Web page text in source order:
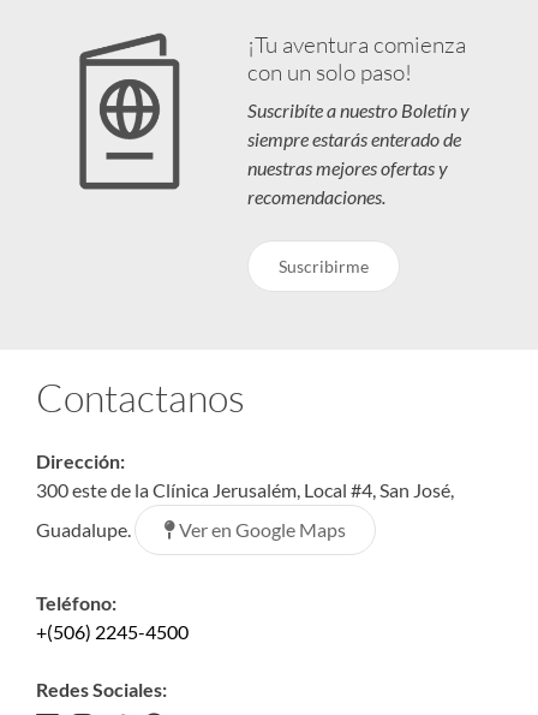
¡Tu aventura comienza
con un solo paso!
Suscribíte a nuestro Boletín y
siempre estarás enterado de
nuestras mejores ofertas y
recomendaciones.
Suscribirme
Contactanos
Dirección:
300 este de la Clínica Jerusalém, Local #4, San José,
Guadalupe.
Ver en Google Maps
Teléfono:
+(506) 2245-4500
Redes Sociales: